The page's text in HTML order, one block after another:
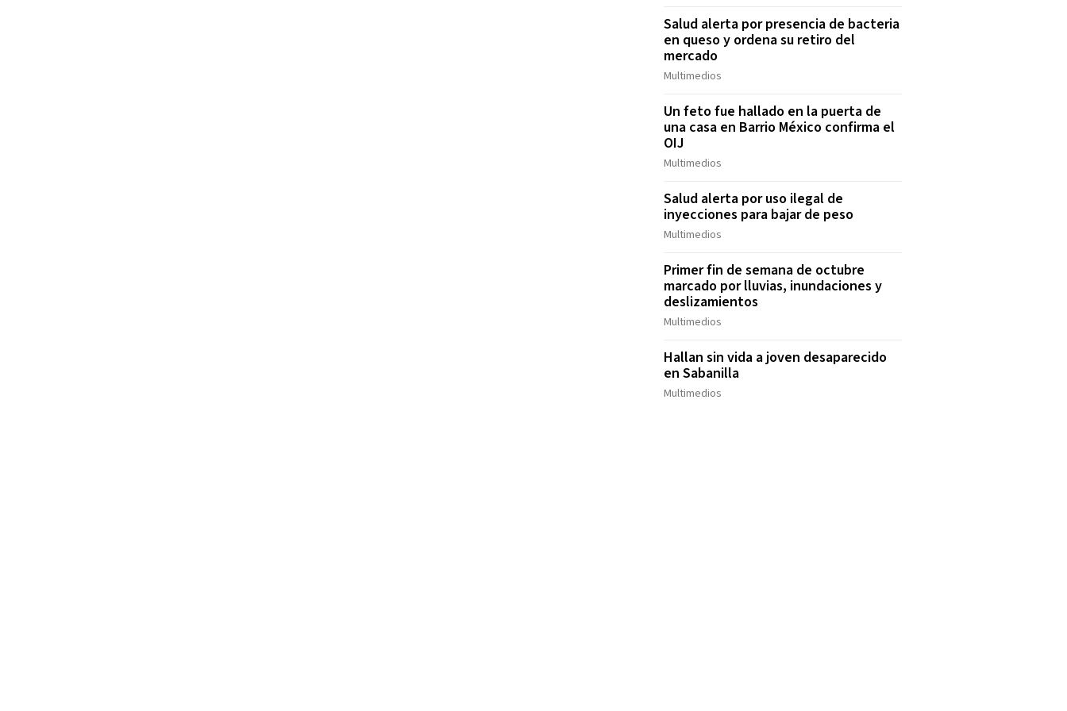
Salud alerta por presencia de bacteria
en queso y ordena su retiro del
mercado
Multimedios
Un feto fue hallado en la puerta de
una casa en Barrio México confirma el
OIJ
Multimedios
Salud alerta por uso ilegal de
inyecciones para bajar de peso
Multimedios
Primer fin de semana de octubre
marcado por lluvias, inundaciones y
deslizamientos
Multimedios
Hallan sin vida a joven desaparecido
en Sabanilla
Multimedios